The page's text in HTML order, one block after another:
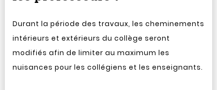
Durant la période des travaux, les cheminements
intérieurs et extérieurs du collège seront
modifiés afin de limiter au maximum les
nuisances pour les collégiens et les enseignants.